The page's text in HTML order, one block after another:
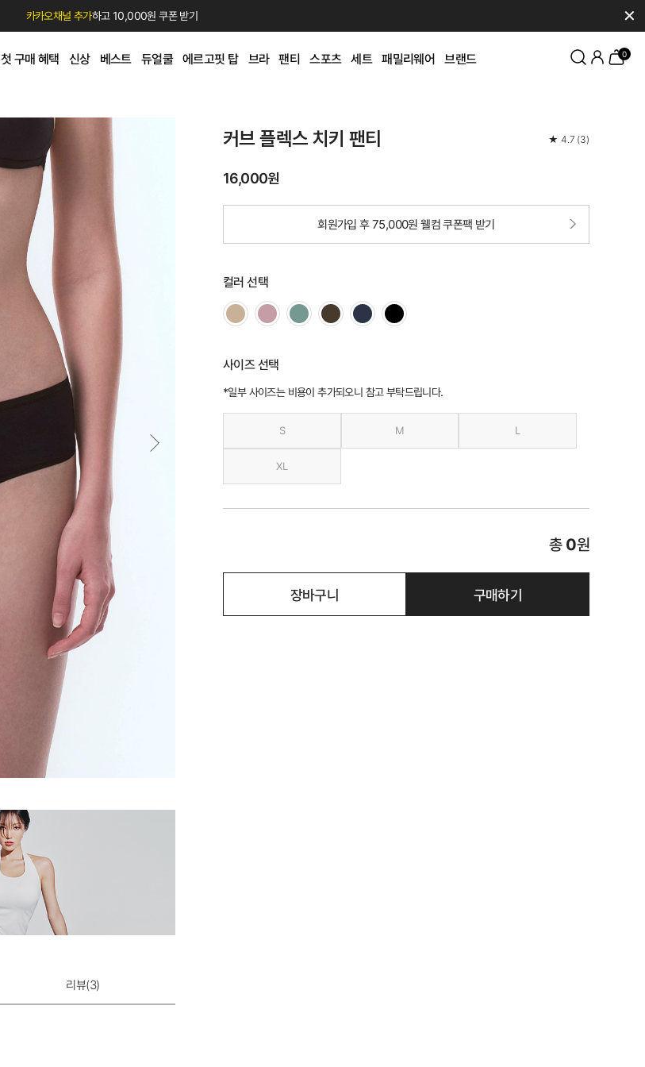
카카오채널 추가하고 10,000원 쿠폰 받기 ✕
첫 구매 혜택 신상 베스트 듀얼쿨 에르고핏 탑 브라 팬티 스포츠 세트 패밀리웨어 브랜드 0
리뷰(3)
커브 플렉스 치키 팬티 ★ 4.7 (3)
16,000원
회원가입 후 75,000원 웰컴 쿠폰팩 받기
컬러 선택
사이즈 선택
*일부 사이즈는 비용이 추가되오니 참고 부탁드립니다.
S M L
XL
총 0원
장바구니 구매하기